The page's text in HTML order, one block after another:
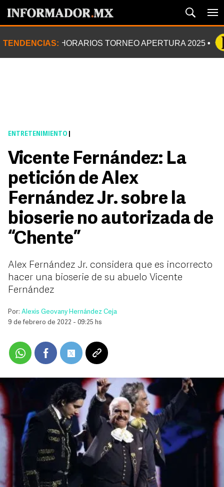
TENDENCIAS: HORARIOS TORNEO APERTURA 2025
ENTRETENIMIENTO
Vicente Fernández: La
petición de Alex
Fernández Jr. sobre la
bioserie no autorizada de
“Chente”
Alex Fernández Jr. considera que es incorrecto
hacer una bioserie de su abuelo Vicente
Fernández
Por: Alexis Geovany Hernández Ceja
9 de febrero de 2022 - 09:25 hs